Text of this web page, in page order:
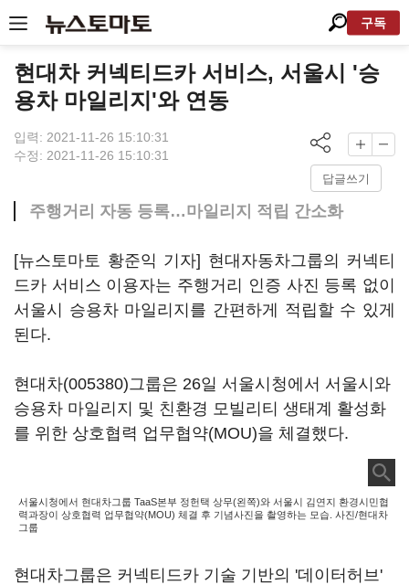
구독
현대차 커넥티드카 서비스, 서울시 '승
용차 마일리지'와 연동
입력: 2021-11-26 15:10:31
수정: 2021-11-26 15:10:31
답글쓰기
주행거리 자동 등록…마일리지 적립 간소화
[뉴스토마토 황준익 기자] 현대자동차그룹의 커넥티
드카 서비스 이용자는 주행거리 인증 사진 등록 없이
서울시 승용차 마일리지를 간편하게 적립할 수 있게
된다.
현대차(005380)그룹은 26일 서울시청에서 서울시와
승용차 마일리지 및 친환경 모빌리티 생태계 활성화
를 위한 상호협력 업무협약(MOU)을 체결했다.
서울시청에서 현대차그룹 TaaS본부 정헌택 상무(왼쪽)와 서울시 김연지 환경시민협
력과장이 상호협력 업무협약(MOU) 체결 후 기념사진을 촬영하는 모습. 사진/현대차
그룹
현대차그룹은 커넥티드카 기술 기반의 '데이터허브'